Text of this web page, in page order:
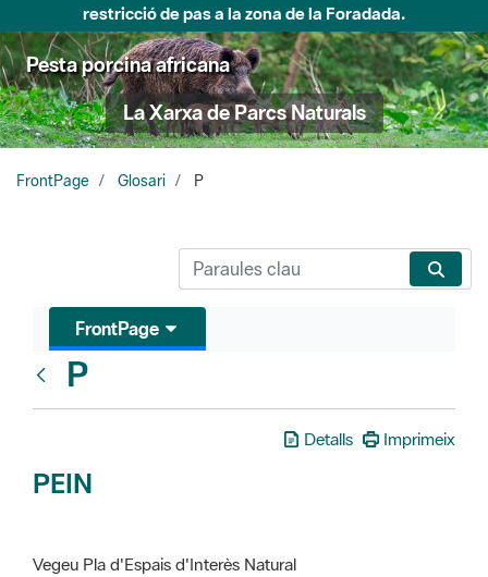
La Xarxa de Parcs Naturals
FrontPage Glosari P
Glosari
P
PEIN
Vegeu Pla d'Espais d'Interès Natural